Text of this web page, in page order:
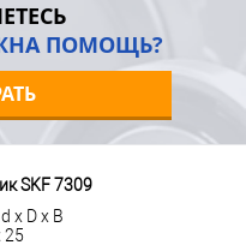
ПОМОЩЬ?
SKF 7309
x D x B
25